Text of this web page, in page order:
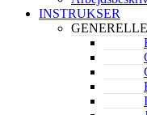
INSTRUKSER